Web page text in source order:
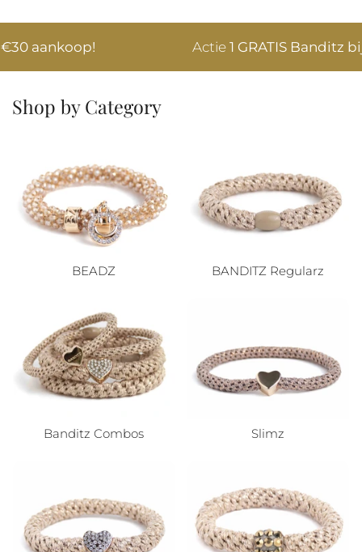
Actie1 GRATIS Banditz bij elke bestelling – 2
Shop by Category
BEADZ BANDITZ Regularz
Banditz Combos Slimz